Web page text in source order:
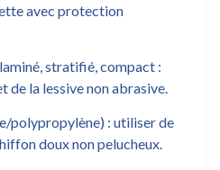
avec protection
stratifié, compact :
de la lessive non abrasive.
polypropylène) : utiliser de
doux non pelucheux.